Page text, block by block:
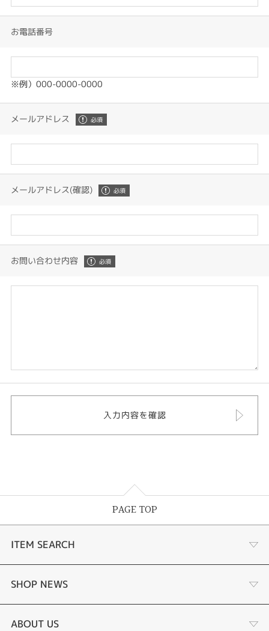
お電話番号
※例）000-0000-0000
メールアドレス
メールアドレス(確認)
お問い合わせ内容
PAGE TOP
ITEM SEARCH
婚約指輪
結婚指輪
SHOP NEWS
選ばれる理由まとめ
ABOUT US